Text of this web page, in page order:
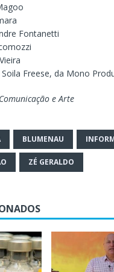
Fontanetti
Freese, da Mono
e Arte
BLUMENAU
ZÉ GERALDO